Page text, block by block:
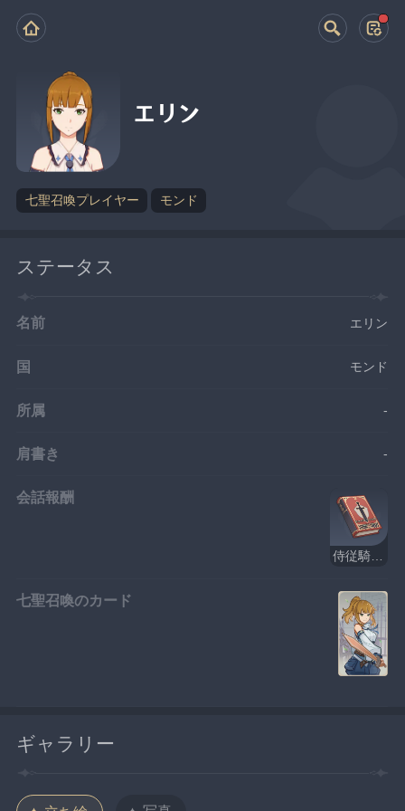
エリン
七聖召喚プレイヤー モンド
ステータス
名前 エリン
国 モンド
所属 -
肩書き -
会話報酬
七聖召喚のカード
ギャラリー